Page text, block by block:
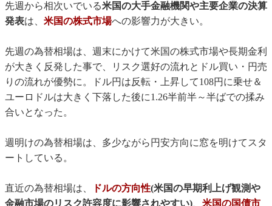
先週から相次いでいる米国の大手金融機関や主要企業の決算
発表は、 米国の株式市場への影響力が大きい。
先週の為替相場は、週末にかけて米国の株式市場や長期金利
が大きく反発した事で、リスク選好の流れとドル買い・円売
りの流れが優勢に。ドル円は反転・上昇して108円に乗せ＆
ユーロドルは大きく下落した後に1.26半前半～半ばでの揉み
合いとなった。
週明けの為替相場は、多少ながら円安方向に窓を明けてスタ
ートしている。
直近の為替相場は、 ドルの方向性(米国の早期利上げ観測や
金融市場のリスク許容度に影響されやすい)、 米国の国債市